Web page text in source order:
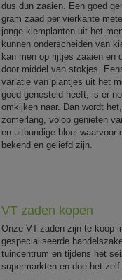
dus dun zaaien. Een goed
gram zaad per vierkante
jonge kiemplanten uit het
kunnen onderscheiden van
kan men op rijtjes zaaien en
door middel van stokjes.
variatie van plantjes uit het
goed genesteld heeft, is er
omkijken naar. Dan wordt
zomerlang, volop genieten
en uitbundige bloei waarvoor
bekend en geliefd zijn.
VT zaden kopen
Onze VT-zaden zijn te koop
gespecialiseerde
tuincentrum en tijdens het
supermarkten en doe-het-